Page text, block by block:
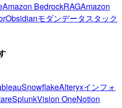
Amazon BedrockRAGAmazon
Obsidianモダンデータスタック
SnowflakeAlteryxインフォ
SplunkVision OneNotion